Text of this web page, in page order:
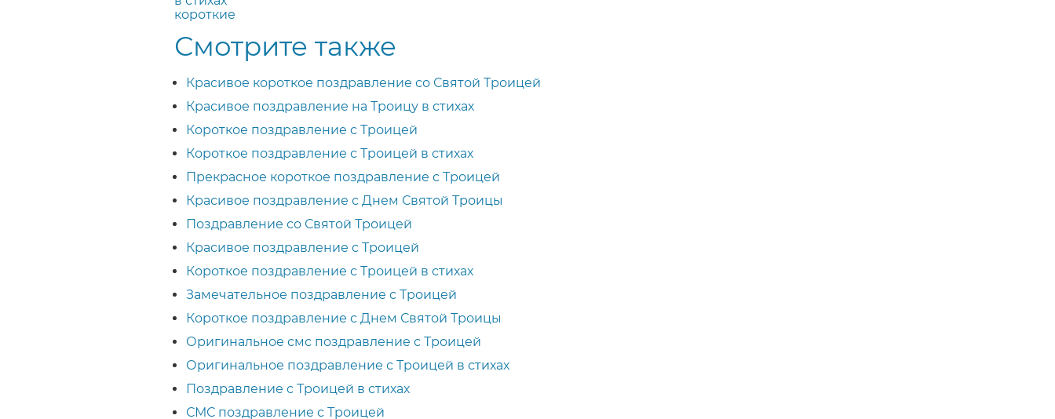
короткие
Смотрите также
Красивое короткое поздравление со Святой Троицей
Красивое поздравление на Троицу в стихах
Короткое поздравление с Троицей
Короткое поздравление с Троицей в стихах
Прекрасное короткое поздравление с Троицей
Красивое поздравление с Днем Святой Троицы
Поздравление со Святой Троицей
Красивое поздравление с Троицей
Короткое поздравление с Троицей в стихах
Замечательное поздравление с Троицей
Короткое поздравление с Днем Святой Троицы
Оригинальное смс поздравление с Троицей
Оригинальное поздравление с Троицей в стихах
Поздравление с Троицей в стихах
СМС поздравление с Троицей